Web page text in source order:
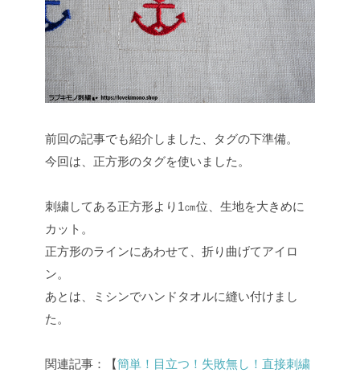
前回の記事でも紹介しました、タグの下準備。
今回は、正方形のタグを使いました。
刺繍してある正方形より1㎝位、生地を大きめに
カット。
正方形のラインにあわせて、折り曲げてアイロ
ン。
あとは、ミシンでハンドタオルに縫い付けまし
た。
関連記事：【簡単！目立つ！失敗無し！直接刺繍